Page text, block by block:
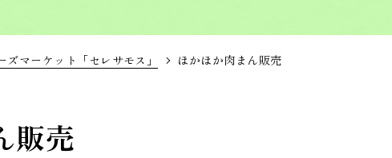
ズマーケット「セレサモス」 ほかほか肉まん販売
販売